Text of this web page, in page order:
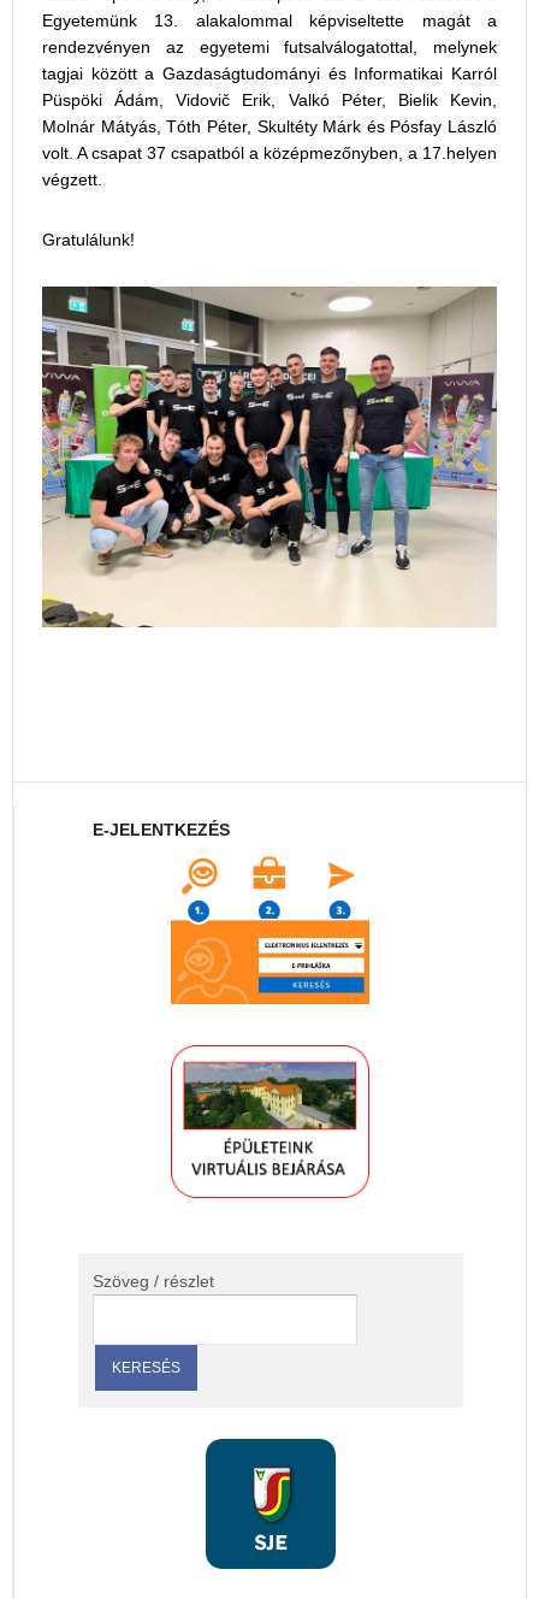
Egyetemünk 13. alakalommal képviseltette magát a
rendezvényen az egyetemi futsalválogatottal, melynek
tagjai között a Gazdaságtudományi és Informatikai Karról
Püspöki Ádám, Vidovič Erik, Valkó Péter, Bielik Kevin,
Molnár Mátyás, Tóth Péter, Skultéty Márk és Pósfay László
volt. A csapat 37 csapatból a középmezőnyben, a 17.helyen
végzett.
Gratulálunk!
E-JELENTKEZÉS
Szöveg / részlet